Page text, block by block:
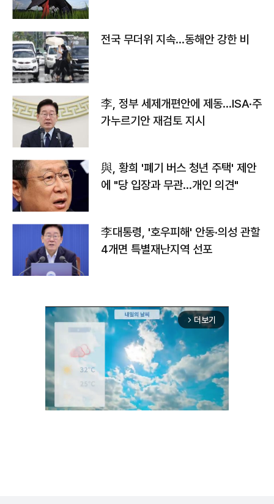
전국 무더위 지속…동해안 강한 비
李, 정부 세제개편안에 제동…ISA·주
가누르기안 재검토 지시
與, 황희 '폐기 버스 청년 주택' 제안
에 "당 입장과 무관…개인 의견"
李대통령, '호우피해' 안동·의성 관할
4개면 특별재난지역 선포
arrow_forward_ios 더보기